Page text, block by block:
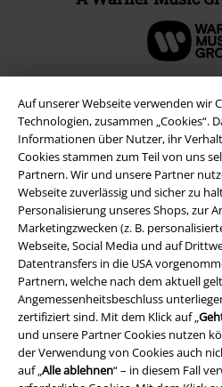
Auf unserer Webseite verwenden wir
Technologien, zusammen „Cookies“.
Informationen über Nutzer, ihr
Cookies stammen zum Teil von uns
Partnern. Wir und unsere Partner
Webseite zuverlässig und sicher zu
Personalisierung unseres Shops, zur
Marketingzwecken (z. B.
Webseite, Social Media und auf
Datentransfers in die USA
Partnern, welche nach dem aktuell
Angemessenheitsbeschluss
zertifiziert sind. Mit dem Klick auf „
und unsere Partner Cookies nutzen
der Verwendung von Cookies auch
auf „Alle ablehnen“ – in diesem Fall
Rechtliches
AGB
Impressum
Datenschutz